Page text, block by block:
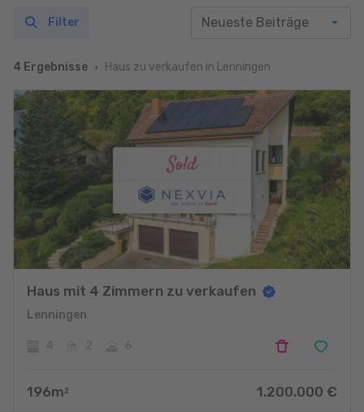
4 Ergebnisse Haus zu verkaufen in Lenningen
Filter
Haus mit 4 Zimmern zu verkaufen
Lenningen
196m 2 1.200.000 €